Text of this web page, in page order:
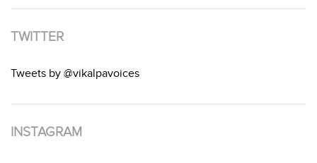
TWITTER
Tweets by @vikalpavoices
INSTAGRAM